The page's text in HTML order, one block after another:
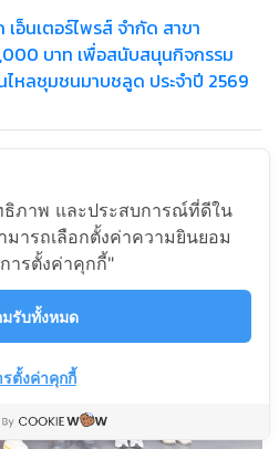
อ็นเตอร์ไพรส์ จำกัด สาขา
บาท เพื่อสนับสนุนกิจกรรม
หลชุมชนมาบชลูด ประจำปี 2569
ธิภาพ และประสบการณ์ที่ดีใน
ารถเลือกตั้งค่าความยินยอม
ารตั้งค่าคุกกี้"
มรับทั้งหมด
รตั้งค่าคุกกี้